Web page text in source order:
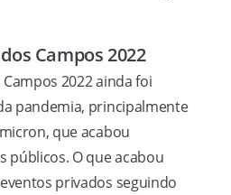
Campos 2022
2022 ainda foi
pandemia, principalmente
que acabou
públicos. O que acabou
privados seguindo